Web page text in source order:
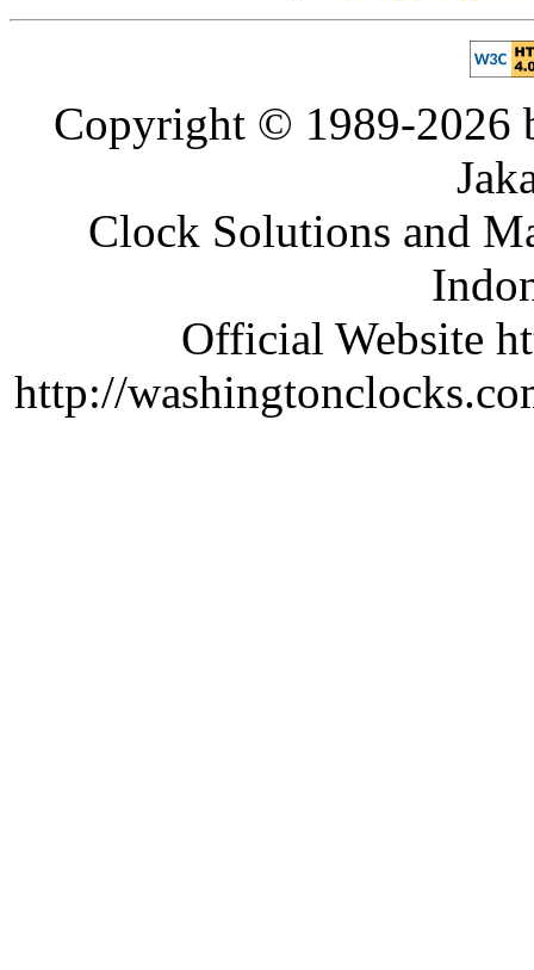
Copyright © 1989-2026
Clock Solutions and
Official Website
http://